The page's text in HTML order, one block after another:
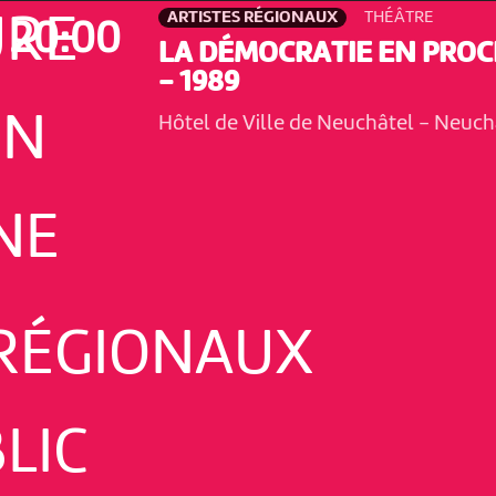
20:00
ARTISTES RÉGIONAUX THÉÂTRE
LA DÉMOCRATIE EN
- 1989
Hôtel de Ville de Neuchâtel -